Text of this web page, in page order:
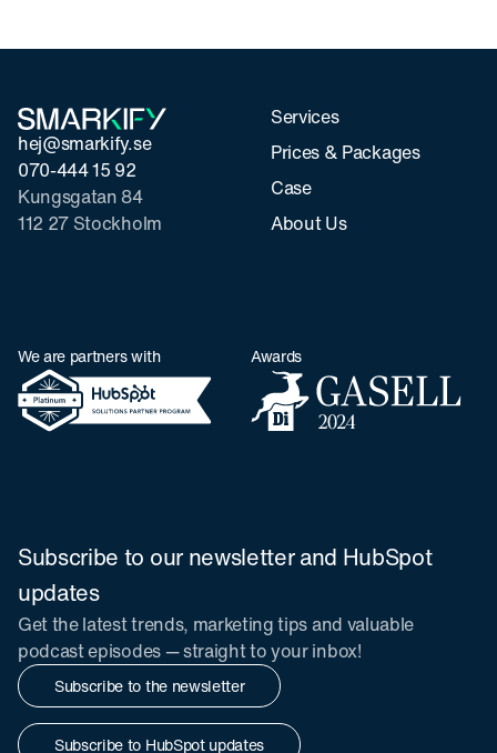
hej@smarkify.se
070-444 15 92
Kungsgatan 84
112 27 Stockholm
Services
Prices & Packages
Case
About Us
We are partners with Awards
Subscribe to our newsletter and HubSpot
updates
Get the latest trends, marketing tips and valuable
podcast episodes — straight to your inbox!
Subscribe to the newsletter
Subscribe to HubSpot updates